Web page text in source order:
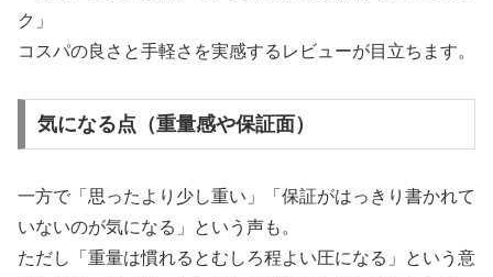
ク」
コスパの良さと手軽さを実感するレビューが目立ちます。
気になる点（重量感や保証面）
一方で「思ったより少し重い」「保証がはっきり書かれて
いないのが気になる」という声も。
ただし「重量は慣れるとむしろ程よい圧になる」という意